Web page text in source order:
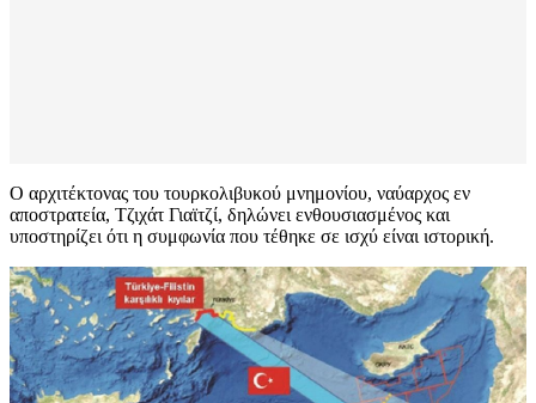
Ο αρχιτέκτονας του τουρκολιβυκού μνημονίου, ναύαρχος εν
αποστρατεία, Τζιχάτ Γιαϊτζί, δηλώνει ενθουσιασμένος και
υποστηρίζει ότι η συμφωνία που τέθηκε σε ισχύ είναι ιστορική.